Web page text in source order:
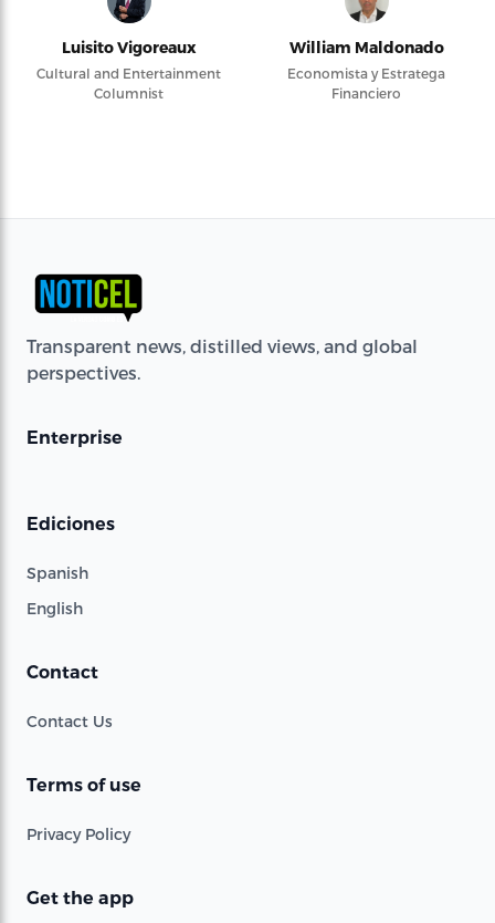
Luisito Vigoreaux
Cultural and Entertainment
Columnist
William Maldonado
Economista y Estratega
Financiero
Transparent news, distilled views, and global
perspectives.
Enterprise
Ediciones
Spanish
English
Contact
Contact Us
Terms of use
Privacy Policy
Get the app